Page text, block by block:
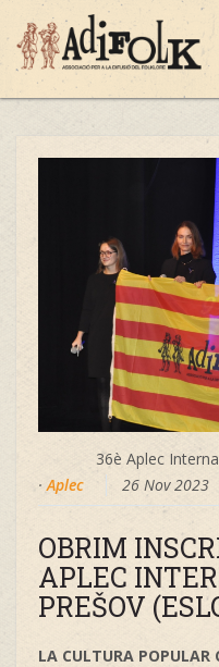
36è Aplec
·Aplec 26 Nov 2023
OBRIM
APLEC
PREŠOV
LA CULTURA